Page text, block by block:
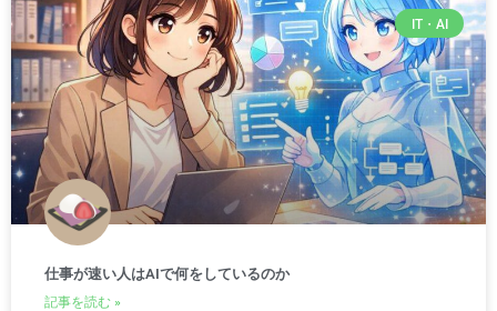
IT・AI
仕事が速い人はAIで何をしているのか
記事を読む »